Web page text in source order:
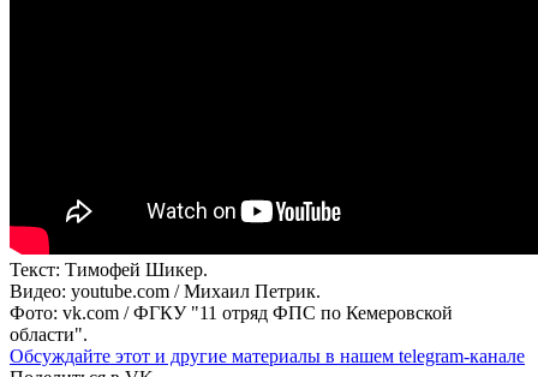
Текст: Тимофей Шикер.
Видео: youtube.com / Михаил Петрик.
Фото: vk.com / ФГКУ "11 отряд ФПС по Кемеровской
области".
Обсуждайте этот и другие материалы в нашем telegram-канале